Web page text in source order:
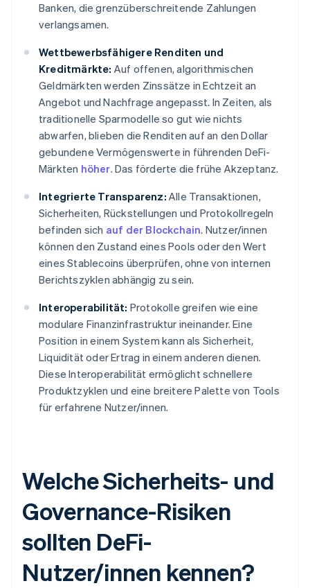
Banken, die grenzüberschreitende Zahlungen
verlangsamen.
Wettbewerbsfähigere Renditen und
Kreditmärkte: Auf offenen, algorithmischen
Geldmärkten werden Zinssätze in Echtzeit an
Angebot und Nachfrage angepasst. In Zeiten, als
traditionelle Sparmodelle so gut wie nichts
abwarfen, blieben die Renditen auf an den Dollar
gebundene Vermögenswerte in führenden DeFi-
Märkten höher. Das förderte die frühe Akzeptanz.
Integrierte Transparenz: Alle Transaktionen,
Sicherheiten, Rückstellungen und Protokollregeln
befinden sich auf der Blockchain. Nutzer/innen
können den Zustand eines Pools oder den Wert
eines Stablecoins überprüfen, ohne von internen
Berichtszyklen abhängig zu sein.
Interoperabilität: Protokolle greifen wie eine
modulare Finanzinfrastruktur ineinander. Eine
Position in einem System kann als Sicherheit,
Liquidität oder Ertrag in einem anderen dienen.
Diese Interoperabilität ermöglicht schnellere
Produktzyklen und eine breitere Palette von Tools
für erfahrene Nutzer/innen.
Welche Sicherheits- und
Governance-Risiken
sollten DeFi-
Nutzer/innen kennen?